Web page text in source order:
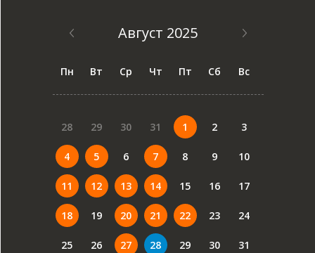
Август 2025
Пн Вт Ср Чт Пт Сб Вс
28 29 30 31 1 2 3
4 5 6 7 8 9 10
11 12 13 14 15 16 17
18 19 20 21 22 23 24
25 26 27 28 29 30 31